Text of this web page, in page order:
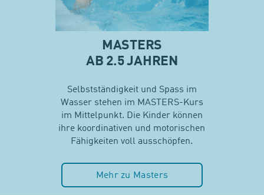
MASTERS
AB 2.5 JAHREN
Selbstständigkeit und Spass im
Wasser stehen im MASTERS-Kurs
im Mittelpunkt. Die Kinder können
ihre koordinativen und motorischen
Fähigkeiten voll ausschöpfen.
Mehr zu Masters